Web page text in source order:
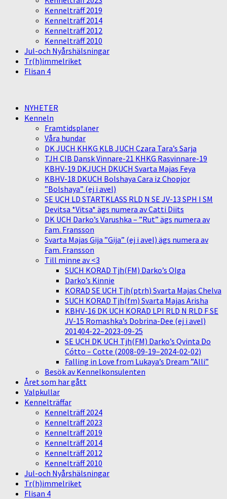
Kennelträff 2019
Kennelträff 2014
Kennelträff 2012
Kennelträff 2010
Jul-och Nyårshälsningar
Tr(h)immelriket
Flisan 4
NYHETER
Kenneln
Framtidsplaner
Våra hundar
DK JUCH KHKG KLB JUCH Czara Tara’s Sarja
TJH CIB Dansk Vinnare-21 KHKG Rasvinnare-19
KBHV-19 DKJUCH DKUCH Svarta Majas Feya
KBHV-18 DKUCH Bolshaya Cara iz Chopjor
”Bolshaya” (ej i avel)
SE UCH LD STARTKLASS RLD N SE JV-13 SPH I SM
Devitsa *Vitsa* ägs numera av Catti Diits
DK UCH Darko’s Varushka – ”Rut” ägs numera av
Fam. Fransson
Svarta Majas Gija ”Gija” (ej i avel) ägs numera av
Fam. Fransson
Till minne av <3
SUCH KORAD Tjh(FM) Darko’s Olga
Darko’s Kinnie
KORAD SE UCH Tjh(ptrh) Svarta Majas Chelva
SUCH KORAD Tjh(fm) Svarta Majas Arisha
KBHV-16 DK UCH KORAD LPI RLD N RLD F SE
JV-15 Romashka’s Dobrina-Dee (ej i avel)
201404-22–2023-09-25
SE UCH DK UCH Tjh(FM) Darko’s Qvinta Do
Cótto – Cotte (2008-09-19–2024-02-02)
Falling in Love from Lukaya’s Dream ”Alli”
Besök av Kennelkonsulenten
Året som har gått
Valpkullar
Kennelträffar
Kennelträff 2024
Kennelträff 2023
Kennelträff 2019
Kennelträff 2014
Kennelträff 2012
Kennelträff 2010
Jul-och Nyårshälsningar
Tr(h)immelriket
Flisan 4